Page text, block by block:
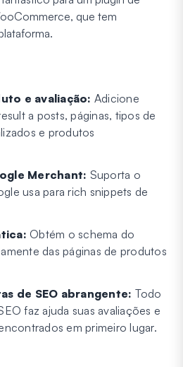
que tem
e avaliação: Adicione
a posts, páginas, tipos de
e produtos
Merchant: Suporta o
usa para rich snippets de
Obtém o schema do
das páginas de produtos
de SEO abrangente: Todo
faz ajuda suas avaliações e
em primeiro lugar.